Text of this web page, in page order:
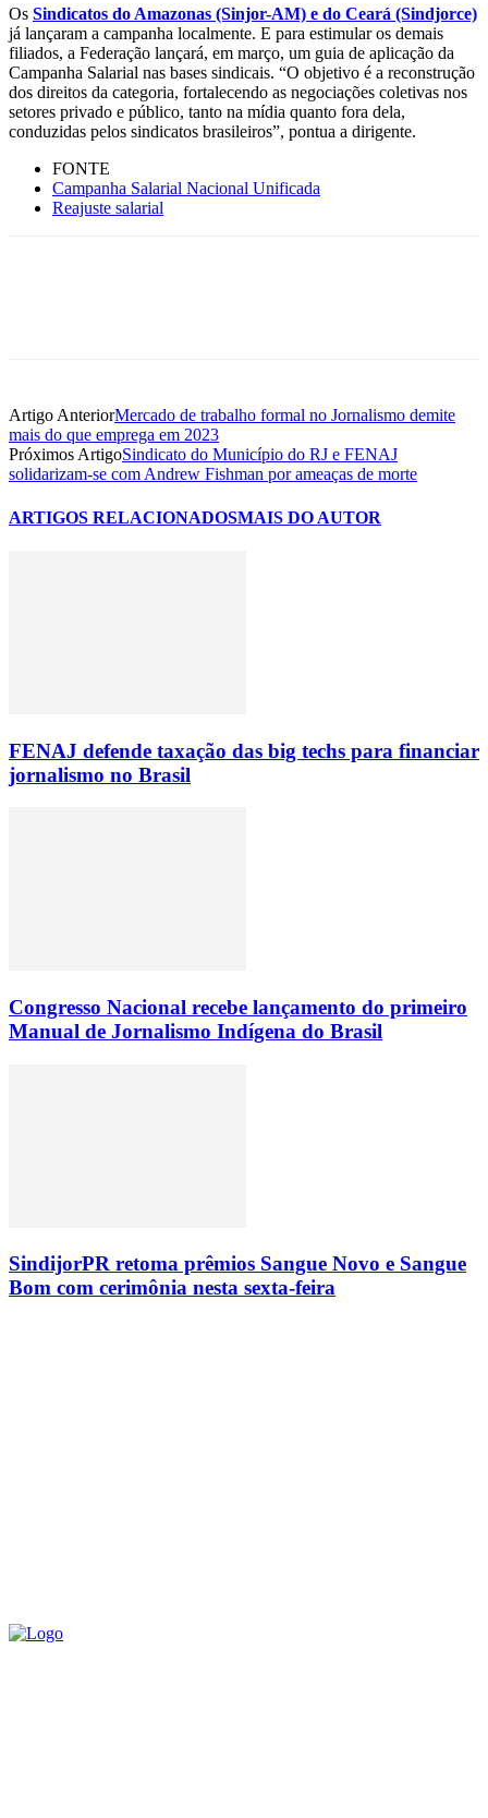
Os Sindicatos do Amazonas (Sinjor-AM) e do Ceará (Sindjorce)
já lançaram a campanha localmente. E para estimular os demais
filiados, a Federação lançará, em março, um guia de aplicação da
Campanha Salarial nas bases sindicais. “O objetivo é a reconstrução
dos direitos da categoria, fortalecendo as negociações coletivas nos
setores privado e público, tanto na mídia quanto fora dela,
conduzidas pelos sindicatos brasileiros”, pontua a dirigente.
FONTE
Campanha Salarial Nacional Unificada
Reajuste salarial
Artigo AnteriorMercado de trabalho formal no Jornalismo demite
mais do que emprega em 2023
Próximos ArtigoSindicato do Município do RJ e FENAJ
solidarizam-se com Andrew Fishman por ameaças de morte
ARTIGOS RELACIONADOSMAIS DO AUTOR
FENAJ defende taxação das big techs para financiar
jornalismo no Brasil
Congresso Nacional recebe lançamento do primeiro
Manual de Jornalismo Indígena do Brasil
SindijorPR retoma prêmios Sangue Novo e Sangue
Bom com cerimônia nesta sexta-feira